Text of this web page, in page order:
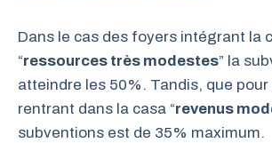
Dans le cas des foyers intégrant la
“ressources très modestes” la
atteindre les 50%. Tandis, que
rentrant dans la casa “revenus
subventions est de 35% maximum.